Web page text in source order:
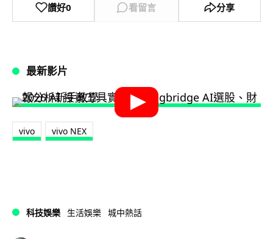
讚好0 看留言 分享
最新影片
vivo vivo NEX
科技娛樂 生活娛樂 城中熱話